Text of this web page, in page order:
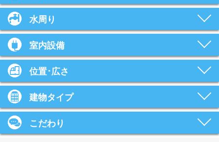
水周り
室内設備
位置･広さ
建物タイプ
こだわり